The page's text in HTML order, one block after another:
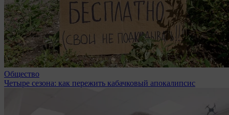
Общество
Четыре сезона: как пережить кабачковый апокалипсис